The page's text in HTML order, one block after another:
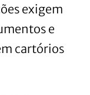
exigem
e
cartórios